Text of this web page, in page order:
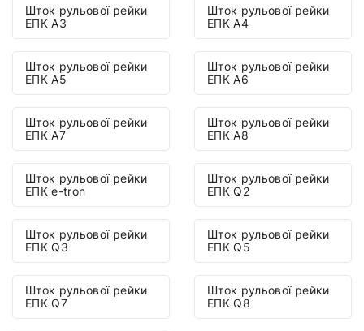
Шток рульової рейки
ЕПК A3
Шток рульової рейки
ЕПК A4
Шток рульової рейки
ЕПК A5
Шток рульової рейки
ЕПК A6
Шток рульової рейки
ЕПК A7
Шток рульової рейки
ЕПК A8
Шток рульової рейки
ЕПК e-tron
Шток рульової рейки
ЕПК Q2
Шток рульової рейки
ЕПК Q3
Шток рульової рейки
ЕПК Q5
Шток рульової рейки
ЕПК Q7
Шток рульової рейки
ЕПК Q8